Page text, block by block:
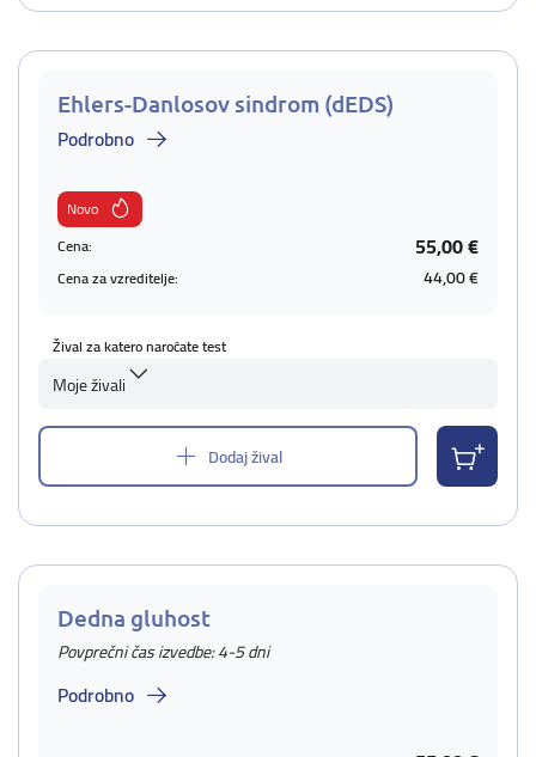
Ehlers-Danlosov sindrom (dEDS)
Podrobno
Novo
Cena:
55,00 €
Cena za vzreditelje: 44,00 €
Žival za katero naročate test
Moje živali
Dodaj žival
Dedna gluhost
Povprečni čas izvedbe: 4-5 dni
Podrobno